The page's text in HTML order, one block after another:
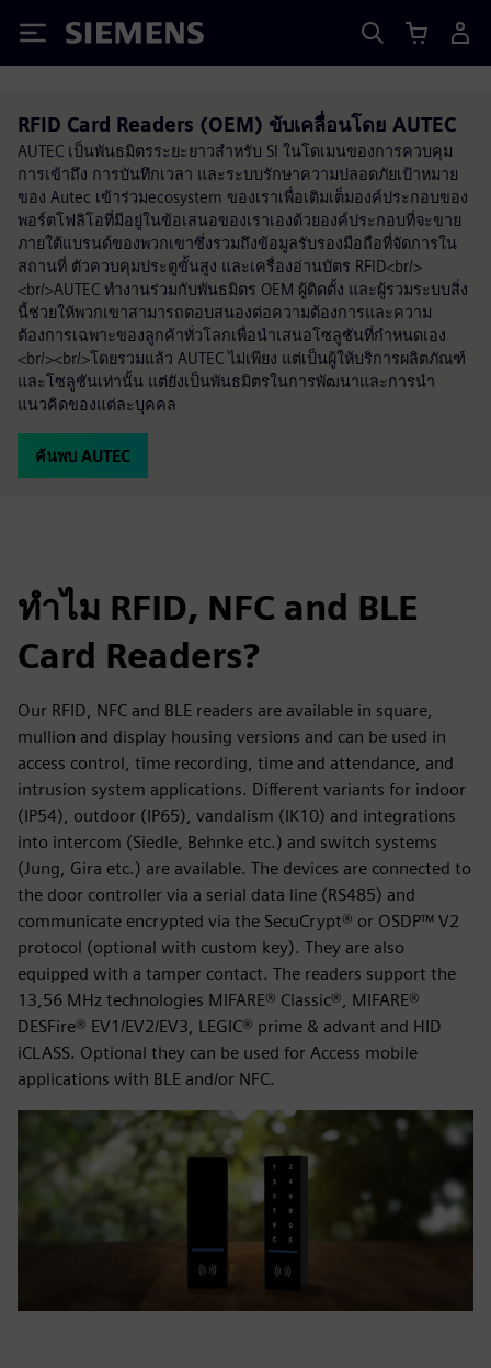
Siemens
RFID Card Readers (OEM) ขับเคลื่อนโดย AUTEC
AUTEC เป็นพันธมิตรระยะยาวสำหรับ SI ในโดเมนของการควบคุม
การเข้าถึง การบันทึกเวลา และระบบรักษาความปลอดภัยเป้าหมาย
ของ Autec เข้าร่วมecosystem ของเราเพื่อเติมเต็มองค์ประกอบของ
พอร์ตโฟลิโอที่มีอยู่ในข้อเสนอของเราเองด้วยองค์ประกอบที่จะขาย
ภายใต้แบรนด์ของพวกเขาซึ่งรวมถึงข้อมูลรับรองมือถือที่จัดการใน
สถานที่ ตัวควบคุมประตูขั้นสูง และเครื่องอ่านบัตร RFID<br/>
<br/>AUTEC ทำงานร่วมกับพันธมิตร OEM ผู้ติดตั้ง และผู้รวมระบบสิ่ง
นี้ช่วยให้พวกเขาสามารถตอบสนองต่อความต้องการและความ
ต้องการเฉพาะของลูกค้าทั่วโลกเพื่อนำเสนอโซลูชันที่กำหนดเอง
<br/><br/>โดยรวมแล้ว AUTEC ไม่เพียง แต่เป็นผู้ให้บริการผลิตภัณฑ์
และโซลูชันเท่านั้น แต่ยังเป็นพันธมิตรในการพัฒนาและการนำ
แนวคิดของแต่ละบุคคล
ค้นพบ AUTEC
ทำไม RFID, NFC and BLE
Card Readers?
Our RFID, NFC and BLE readers are available in square,
mullion and display housing versions and can be used in
access control, time recording, time and attendance, and
intrusion system applications. Different variants for indoor
(IP54), outdoor (IP65), vandalism (IK10) and integrations
into intercom (Siedle, Behnke etc.) and switch systems
(Jung, Gira etc.) are available. The devices are connected to
the door controller via a serial data line (RS485) and
communicate encrypted via the SecuCrypt® or OSDP™ V2
protocol (optional with custom key). They are also
equipped with a tamper contact. The readers support the
13,56 MHz technologies MIFARE® Classic®, MIFARE®
DESFire® EV1/EV2/EV3, LEGIC® prime & advant and HID
iCLASS. Optional they can be used for Access mobile
applications with BLE and/or NFC.